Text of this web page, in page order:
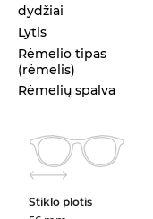
dydžiai
Lytis
Rėmelio tipas
(rėmelis)
Rėmelių spalva
Stiklo plotis